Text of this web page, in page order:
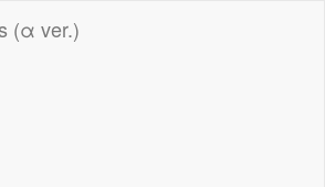
(α ver.)